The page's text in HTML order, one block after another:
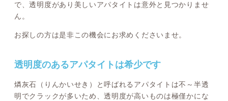
で、透明度があり美しいアパタイトは意外と見つかりませ
ん。
お探しの方は是非この機会にお求めくださいませ。
透明度のあるアパタイトは希少です
燐灰石（りんかいせき）と呼ばれるアパタイトは不～半透
明でクラックが多いため、透明度が高いものは極僅かにな